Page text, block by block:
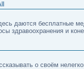
даются бесплатные
здравоохранения и
о своём